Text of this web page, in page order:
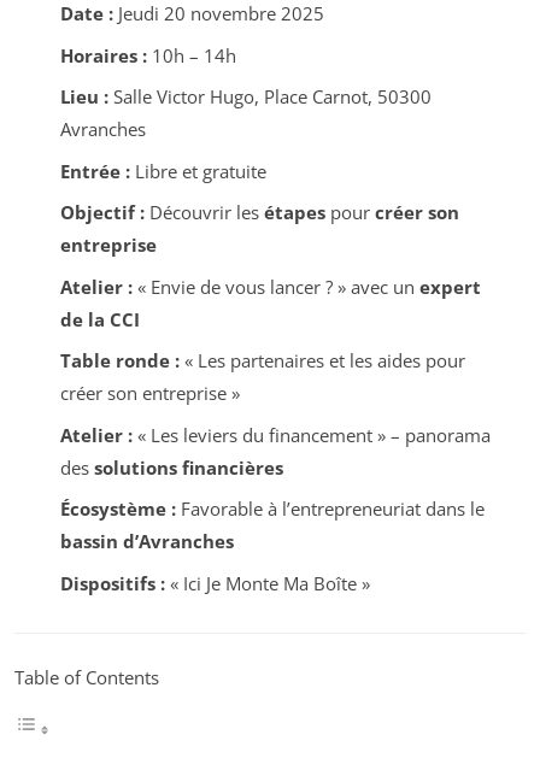
Date :Jeudi 20 novembre 2025
Horaires :10h – 14h
Lieu :Salle Victor Hugo, Place Carnot, 50300
Avranches
Entrée :Libre et gratuite
Objectif :Découvrir les étapespour créer son
entreprise
Atelier :« Envie de vous lancer ? » avec un expert
de la CCI
Table ronde :« Les partenaires et les aides pour
créer son entreprise »
Atelier :« Les leviers du financement » – panorama
des solutions financières
Écosystème :Favorable à l’entrepreneuriat dans le
bassin d’Avranches
Dispositifs :« Ici Je Monte Ma Boîte »
Table of Contents